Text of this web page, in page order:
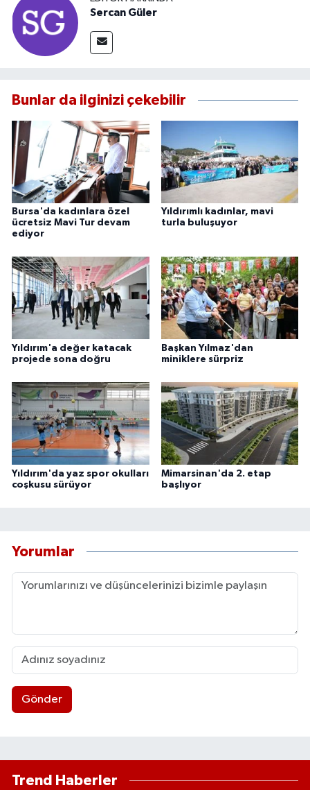
Sercan Güler
Bunlar da ilginizi çekebilir
Bursa'da kadınlara özel
ücretsiz Mavi Tur devam
ediyor
Yıldırımlı kadınlar, mavi
turla buluşuyor
Yıldırım'a değer katacak
projede sona doğru
Başkan Yılmaz'dan
miniklere sürpriz
Yıldırım'da yaz spor okulları
coşkusu sürüyor
Mimarsinan'da 2. etap
başlıyor
Yorumlar
Gönder
Trend Haberler